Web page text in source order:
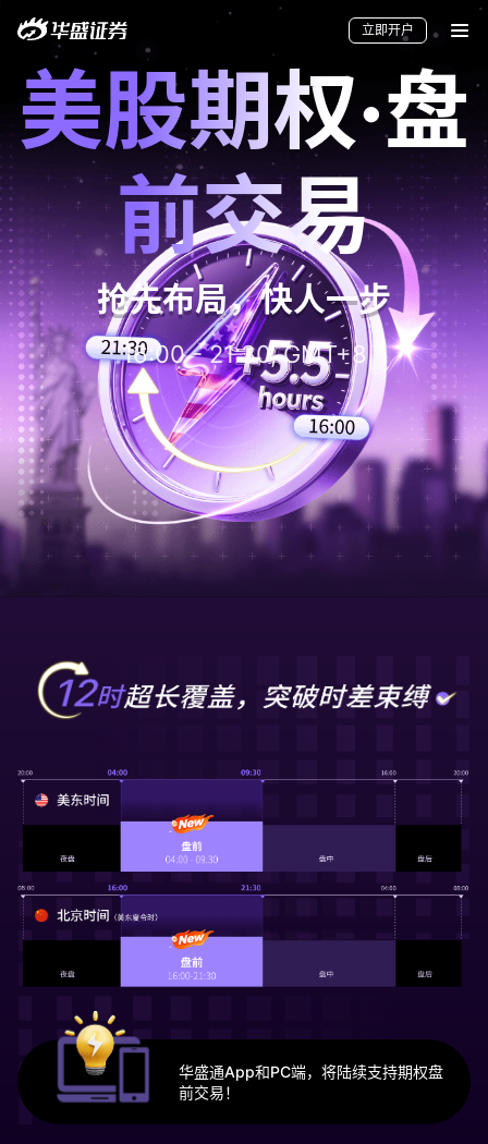
要闻
快讯
美股
港股
新股
加密货币
华盛APls
低时延极速交易系统
概述
AM 资产管理服务
ECM 股权资本市场服务
FICC 固定收益、外汇和大宗商品服务
WM 财富管理服务
关于我们
媒体报导
立即开户
美股期权·盘
前交易
抢先布局，快人一步
16:00 - 21:30, GMT+8
华盛通App和PC端，将陆续支持期权盘
前交易！